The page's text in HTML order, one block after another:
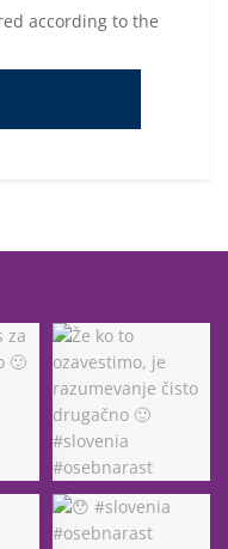
according to the